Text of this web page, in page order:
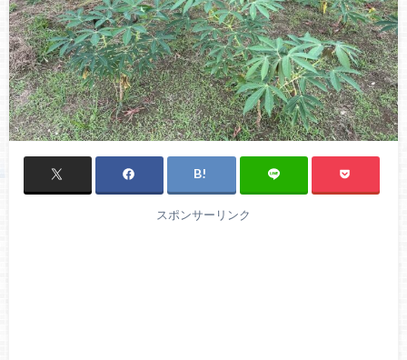
スポンサーリンク